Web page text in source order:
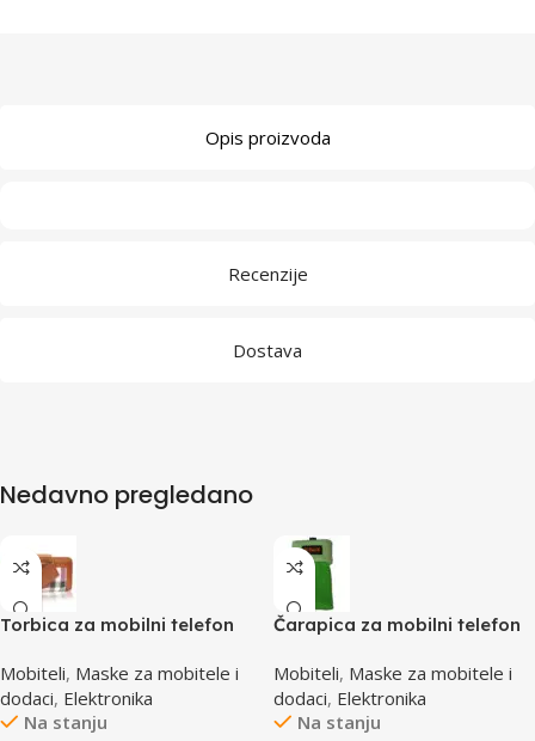
Opis proizvoda
Recenzije
Dostava
Nedavno pregledano
Torbica za mobilni telefon
110x43x17mm
Mobiteli, Maske za mobitele i
dodaci, Elektronika
Na stanju
Čarapica za mobilni telefon
65x100mm
Mobiteli, Maske za mobitele i
dodaci, Elektronika
Na stanju